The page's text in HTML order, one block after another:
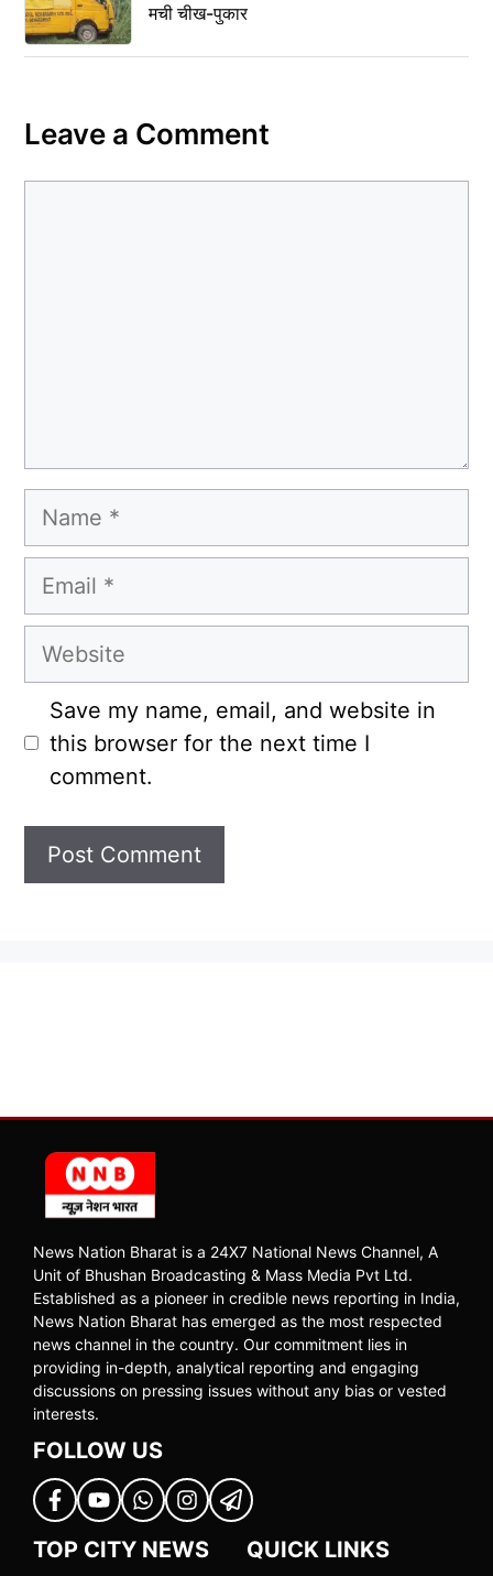
मची चीख-पुकार
Leave a Comment
Name
Email
Website
Save my name, email, and website in
this browser for the next time I
comment.
News Nation Bharat is a 24X7 National News Channel, A
Unit of Bhushan Broadcasting & Mass Media Pvt Ltd.
Established as a pioneer in credible news reporting in India,
News Nation Bharat has emerged as the most respected
news channel in the country. Our commitment lies in
providing in-depth, analytical reporting and engaging
discussions on pressing issues without any bias or vested
interests.
FOLLOW US
TOP CITY NEWS QUICK LINKS